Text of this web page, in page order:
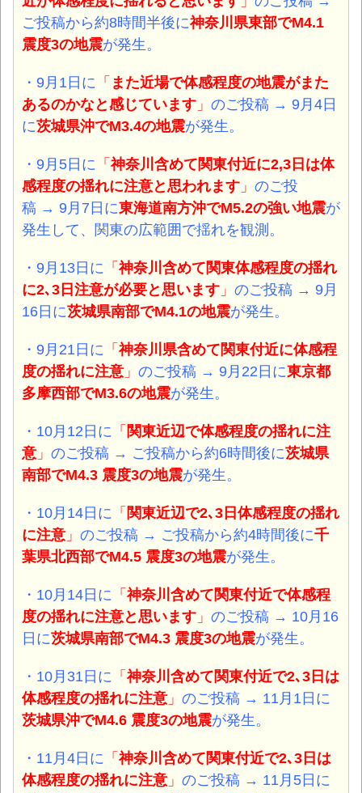
ご投稿から約8時間半後に神奈川県東部でM4.1
震度3の地震が発生。
・9月1日に 「 また近場で体感程度の地震がまた
あるのかなと感じています 」 のご投稿 → 9月4日
に茨城県沖でM3.4の地震が発生。
・9月5日に 「 神奈川含めて関東付近に2,3日は体
感程度の揺れに注意と思われます 」 のご投
稿 → 9月7日に東海道南方沖でM5.2の強い地震が
発生して、関東の広範囲で揺れを観測。
・9月13日に 「 神奈川含めて関東体感程度の揺れ
に2､3日注意が必要と思います 」 のご投稿 → 9月
16日に茨城県南部でM4.1の地震が発生。
・9月21日に 「 神奈川県含めて関東付近に体感程
度の揺れに注意 」 のご投稿 → 9月22日に東京都
多摩西部でM3.6の地震が発生。
・10月12日に 「 関東近辺で体感程度の揺れに注
意 」 のご投稿 → ご投稿から約6時間後に茨城県
南部でM4.3 震度3の地震が発生。
・10月14日に 「 関東近辺で2､3日体感程度の揺れ
に注意 」 のご投稿 → ご投稿から約4時間後に千
葉県北西部でM4.5 震度3の地震が発生。
・10月14日に 「 神奈川含めて関東付近で体感程
度の揺れに注意と思います 」 のご投稿 → 10月16
日に茨城県南部でM4.3 震度3の地震が発生。
・10月31日に 「 神奈川含めて関東付近で2､3日は
体感程度の揺れに注意 」 のご投稿 → 11月1日に
茨城県沖でM4.6 震度3の地震が発生。
・11月4日に 「 神奈川含めて関東付近で2､3日は
体感程度の揺れに注意 」 のご投稿 → 11月5日に